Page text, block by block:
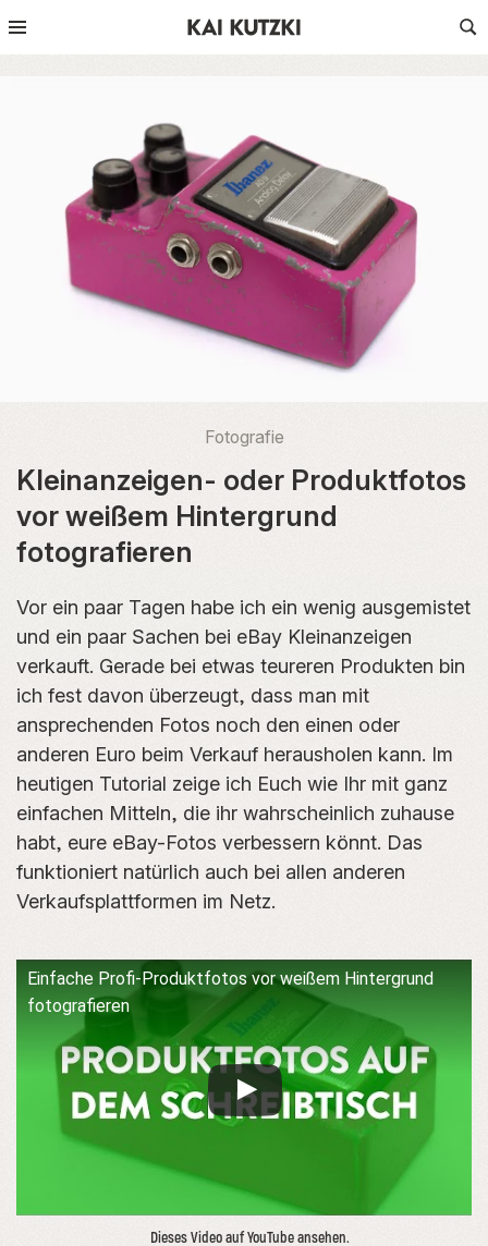
Fotografie
Kleinanzeigen- oder Produktfotos
vor weißem Hintergrund
fotografieren
Vor ein paar Tagen habe ich ein wenig ausgemistet
und ein paar Sachen bei eBay Kleinanzeigen
verkauft. Gerade bei etwas teureren Produkten bin
ich fest davon überzeugt, dass man mit
ansprechenden Fotos noch den einen oder
anderen Euro beim Verkauf herausholen kann. Im
heutigen Tutorial zeige ich Euch wie Ihr mit ganz
einfachen Mitteln, die ihr wahrscheinlich zuhause
habt, eure eBay-Fotos verbessern könnt. Das
funktioniert natürlich auch bei allen anderen
Verkaufsplattformen im Netz.
Einfache Profi-Produktfotos vor weißem Hintergrund
fotografieren
Dieses Video auf YouTube ansehen.